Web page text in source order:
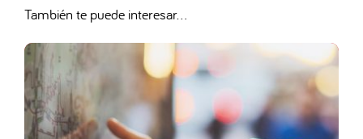
También te puede interesar...